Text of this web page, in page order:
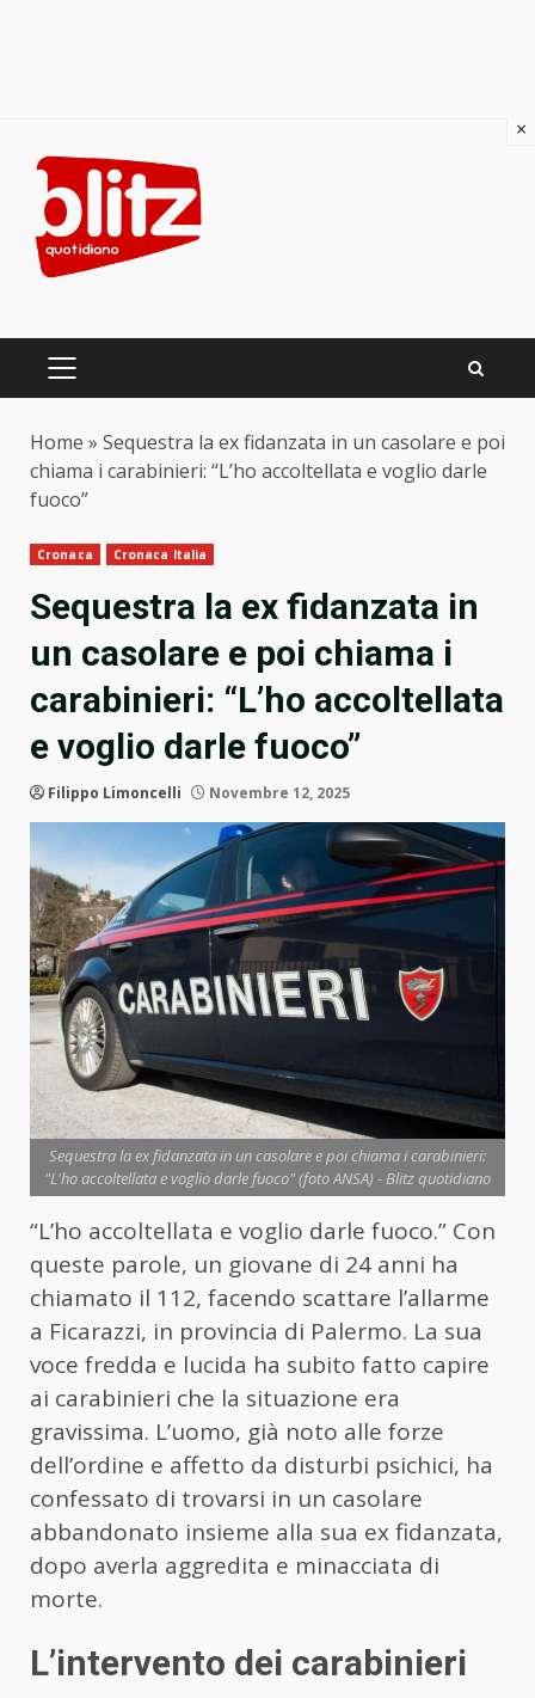
content
PRIMARY
Home » Sequestra la ex fidanzata in un casolare e poi
chiama i carabinieri: “L’ho accoltellata e voglio darle
fuoco”
Cronaca Cronaca Italia
Sequestra la ex fidanzata in
un casolare e poi chiama i
carabinieri: “L’ho accoltellata
e voglio darle fuoco”
Filippo Limoncelli Novembre 12, 2025
Sequestra la ex fidanzata in un casolare e poi chiama i carabinieri:
"L'ho accoltellata e voglio darle fuoco" (foto ANSA) - Blitz quotidiano
“L’ho accoltellata e voglio darle fuoco.” Con
queste parole, un giovane di 24 anni ha
chiamato il 112, facendo scattare l’allarme
a Ficarazzi, in provincia di Palermo. La sua
voce fredda e lucida ha subito fatto capire
ai carabinieri che la situazione era
gravissima. L’uomo, già noto alle forze
dell’ordine e affetto da disturbi psichici, ha
confessato di trovarsi in un casolare
abbandonato insieme alla sua ex fidanzata,
dopo averla aggredita e minacciata di
morte.
L’intervento dei carabinieri
×